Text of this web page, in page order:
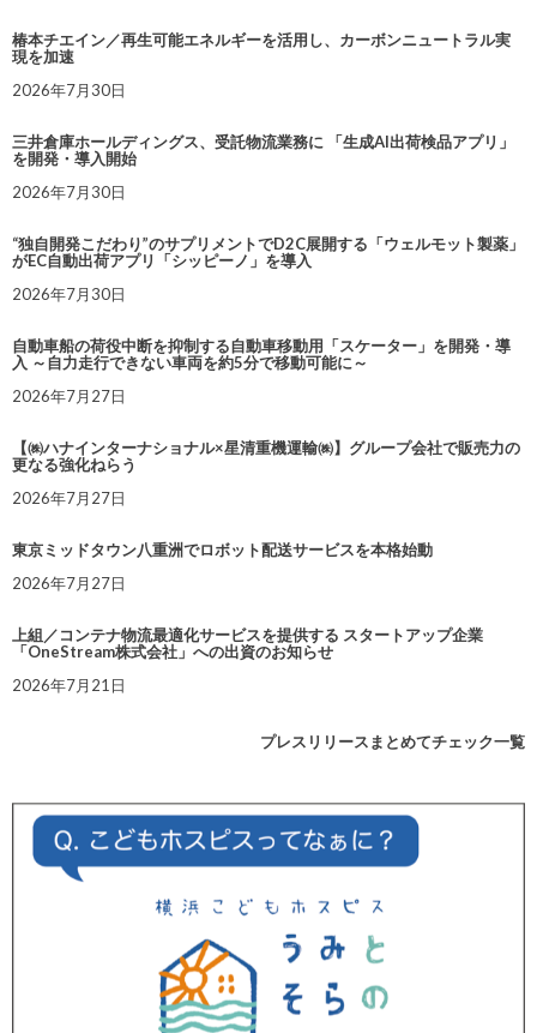
椿本チエイン／再生可能エネルギーを活用し、カーボンニュートラル実
現を加速
2026年7月30日
三井倉庫ホールディングス、受託物流業務に 「生成AI出荷検品アプリ」
を開発・導入開始
2026年7月30日
“独自開発こだわり”のサプリメントでD2C展開する「ウェルモット製薬」
がEC自動出荷アプリ「シッピーノ」を導入
2026年7月30日
自動車船の荷役中断を抑制する自動車移動用「スケーター」を開発・導
入 ～自力走行できない車両を約5分で移動可能に～
2026年7月27日
【㈱ハナインターナショナル×星清重機運輸㈱】グループ会社で販売力の
更なる強化ねらう
2026年7月27日
東京ミッドタウン八重洲でロボット配送サービスを本格始動
2026年7月27日
上組／コンテナ物流最適化サービスを提供する スタートアップ企業
「OneStream株式会社」への出資のお知らせ
2026年7月21日
プレスリリースまとめてチェック一覧